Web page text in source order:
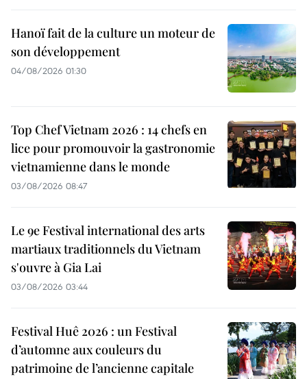
Hanoï fait de la culture un moteur de
son développement
04/08/2026 01:30
Top Chef Vietnam 2026 : 14 chefs en
lice pour promouvoir la gastronomie
vietnamienne dans le monde
03/08/2026 08:47
Le 9e Festival international des arts
martiaux traditionnels du Vietnam
s'ouvre à Gia Lai
03/08/2026 03:44
Festival Huê 2026 : un Festival
d’automne aux couleurs du
patrimoine de l’ancienne capitale